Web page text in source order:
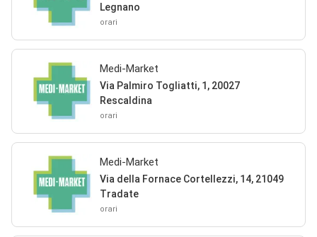
Legnano
orari
Medi-Market
Via Palmiro Togliatti, 1, 20027
Rescaldina
orari
Medi-Market
Via della Fornace Cortellezzi, 14, 21049
Tradate
orari